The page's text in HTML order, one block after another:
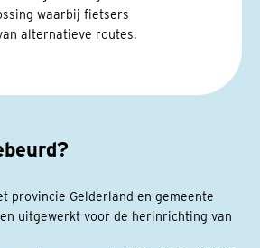
waarbij fietsers
alternatieve routes.
provincie Gelderland en gemeente
uitgewerkt voor de herinrichting van